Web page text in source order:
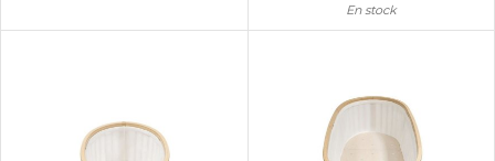
En stock